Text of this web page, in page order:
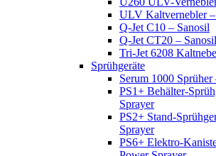
ULV Kaltvernebler
Q-Jet C10 – Sanosil
Q-Jet CT20 – Sanosil
Tri-Jet 6208
Sprühgeräte
Serum 1000 Sprüher
PS1+ Behälter-
Sprayer
PS2+ Stand-
Sprayer
PS6+ Elektro-